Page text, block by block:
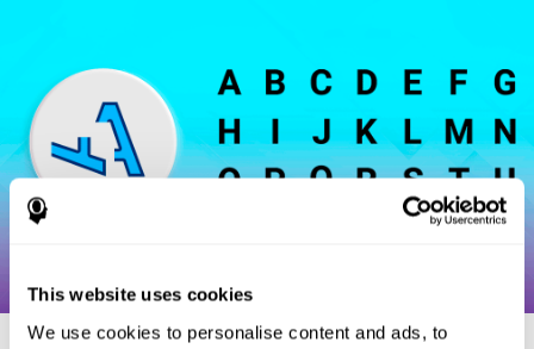
This website uses cookies
We use cookies to personalise content and ads, to